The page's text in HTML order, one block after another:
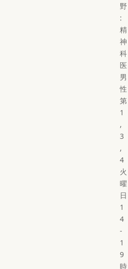
野
:
精
神
科
医
男
性
第
1
,
3
,
4
火
曜
日
1
4
-
1
9
時